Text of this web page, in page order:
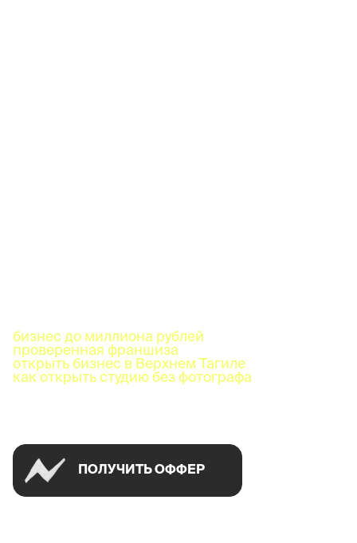
бизнес до миллиона рублей
проверенная франшиза
открыть бизнес в Верхнем Тагиле
как открыть студию без фотографа
ПОЛУЧИТЬ ОФФЕР